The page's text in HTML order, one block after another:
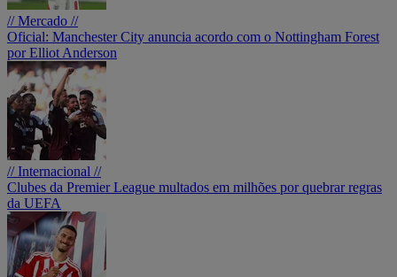
// Mercado //
Oficial: Manchester City anuncia acordo com o Nottingham Forest
por Elliot Anderson
// Internacional //
Clubes da Premier League multados em milhões por quebrar regras
da UEFA